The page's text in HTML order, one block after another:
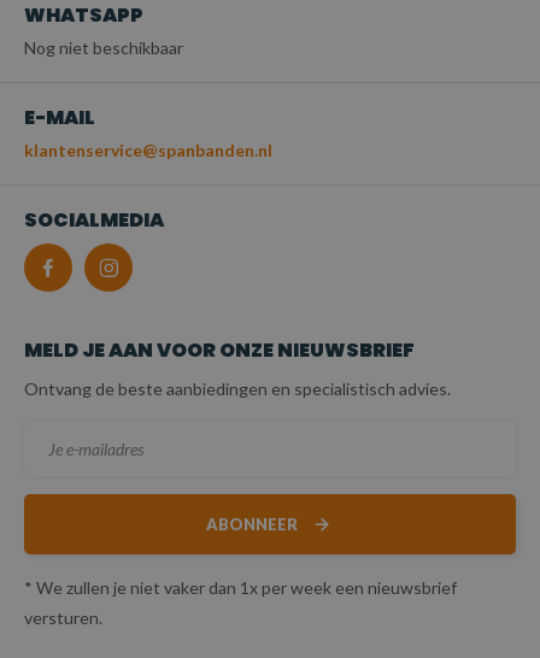
WHATSAPP
Nog niet beschikbaar
E-MAIL
klantenservice@spanbanden.nl
SOCIALMEDIA
MELD JE AAN VOOR ONZE NIEUWSBRIEF
Ontvang de beste aanbiedingen en specialistisch advies.
ABONNEER
* We zullen je niet vaker dan 1x per week een nieuwsbrief
versturen.